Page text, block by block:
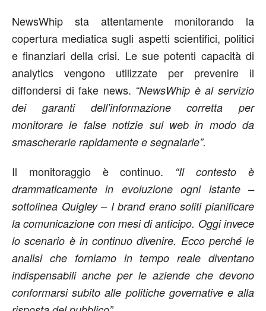
NewsWhip sta attentamente monitorando la
copertura mediatica sugli aspetti scientifici, politici
e finanziari della crisi. Le sue potenti capacità di
analytics vengono utilizzate per prevenire il
diffondersi di fake news. “NewsWhip è al servizio
dei garanti dell’informazione corretta per
monitorare le false notizie sul web in modo da
smascherarle rapidamente e segnalarle”.
Il monitoraggio è continuo. “Il contesto è
drammaticamente in evoluzione ogni istante –
sottolinea Quigley – I brand erano soliti pianificare
la comunicazione con mesi di anticipo. Oggi invece
lo scenario è in continuo divenire. Ecco perché le
analisi che forniamo in tempo reale diventano
indispensabili anche per le aziende che devono
conformarsi subito alle politiche governative e alla